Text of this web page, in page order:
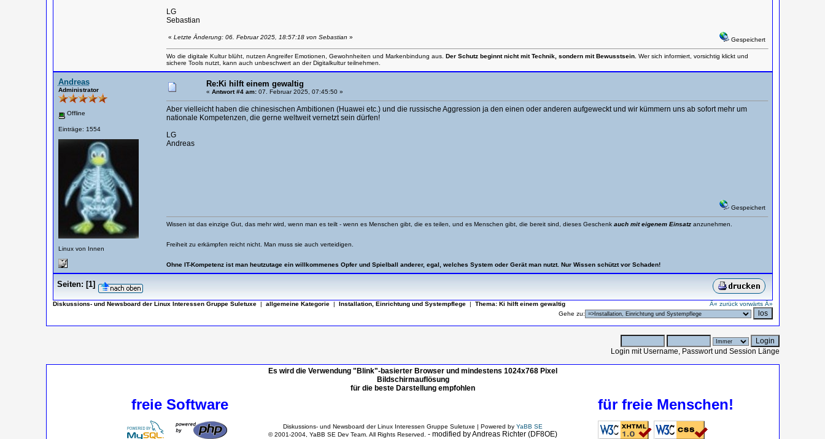
LG
Sebastian
« Letzte Änderung: 06. Februar 2025, 18:57:18 von Sebastian » Gespeichert
Wo die digitale Kultur blüht, nutzen Angreifer Emotionen, Gewohnheiten und Markenbindung aus. Der Schutz beginnt nicht mit Technik, sondern mit Bewusstsein. Wer sich informiert, vorsichtig klickt und
sichere Tools nutzt, kann auch unbeschwert an der Digitalkultur teilnehmen.
Andreas
Administrator
Offline
Einträge: 1554
Linux von Innen
Re:Ki hilft einem gewaltig
« Antwort #4 am:07. Februar 2025, 07:45:50 »
Aber vielleicht haben die chinesischen Ambitionen (Huawei etc.) und die russische Aggression ja den einen oder anderen aufgeweckt und wir kümmern uns ab sofort mehr um
nationale Kompetenzen, die gerne weltweit vernetzt sein dürfen!
LG
Andreas
Gespeichert
Wissen ist das einzige Gut, das mehr wird, wenn man es teilt - wenn es Menschen gibt, die es teilen, und es Menschen gibt, die bereit sind, dieses Geschenk auch mit eigenem Einsatzanzunehmen.
Freiheit zu erkämpfen reicht nicht. Man muss sie auch verteidigen.
Ohne IT-Kompetenz ist man heutzutage ein willkommenes Opfer und Spielball anderer, egal, welches System oder Gerät man nutzt. Nur Wissen schützt vor Schaden!
Seiten: [1]
Diskussions- und Newsboard der Linux Interessen Gruppe Suletuxe | allgemeine Kategorie | Installation, Einrichtung und Systempflege | Thema: Ki hilft einem gewaltig Â« zurück vorwärts Â»
Gehe zu:
Login mit Username, Passwort und Session Länge
Es wird die Verwendung "Blink"-basierter Browser und mindestens 1024x768 Pixel
Bildschirmauflösung
für die beste Darstellung empfohlen
freie Software für freie Menschen!
Diskussions- und Newsboard der Linux Interessen Gruppe Suletuxe | Powered by YaBB SE
© 2001-2004, YaBB SE Dev Team. All Rights Reserved.
- modified by Andreas Richter (DF8OE)